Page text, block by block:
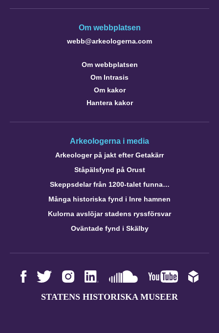
Om webbplatsen
webb@arkeologerna.com
Om webbplatsen
Om Intrasis
Om kakor
Hantera kakor
Arkeologerna i media
Arkeologer på jakt efter Getakärr
Ståpälsfynd på Orust
Skeppsdelar från 1200-talet funna…
Många historiska fynd i Inre hamnen
Kulorna avslöjar stadens ryssförsvar
Oväntade fynd i Skälby
STATENS HISTORISKA MUSEER